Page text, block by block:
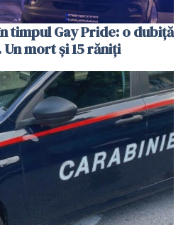
timpul Gay Pride: o dubiță
mort și 15 răniți